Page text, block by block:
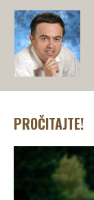
PROČITAJTE!